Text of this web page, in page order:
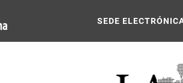
de Castilla-
SEDE